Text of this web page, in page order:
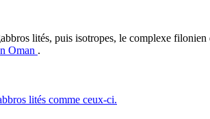
lités, puis isotropes, le complexe filonien
Oman .
lités comme ceux-ci.